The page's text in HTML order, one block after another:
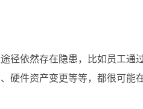
径依然存在隐患，比如员工通
硬件资产变更等等，都很可能